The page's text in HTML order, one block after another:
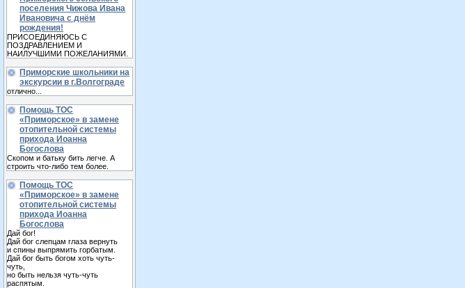
поселения Чижова Ивана
Ивановича с днём
рождения!
ПРИСОЕДИНЯЮСЬ С
ПОЗДРАВЛЕНИЕМ И
НАИЛУЧШИМИ ПОЖЕЛАНИЯМИ.
Приморские школьники на
экскурсии в г.Волгограде
отлично...
Помощь ТОС
«Приморское» в замене
отопительной системы
прихода Иоанна
Богослова
Скопом и батьку бить легче. А
строить что-либо тем более.
Помощь ТОС
«Приморское» в замене
отопительной системы
прихода Иоанна
Богослова
Дай бог!
Дай бог слепцам глаза вернуть
и спины выпрямить горбатым.
Дай бог быть богом хоть чуть-
чуть,
но быть нельзя чуть-чуть
распятым.